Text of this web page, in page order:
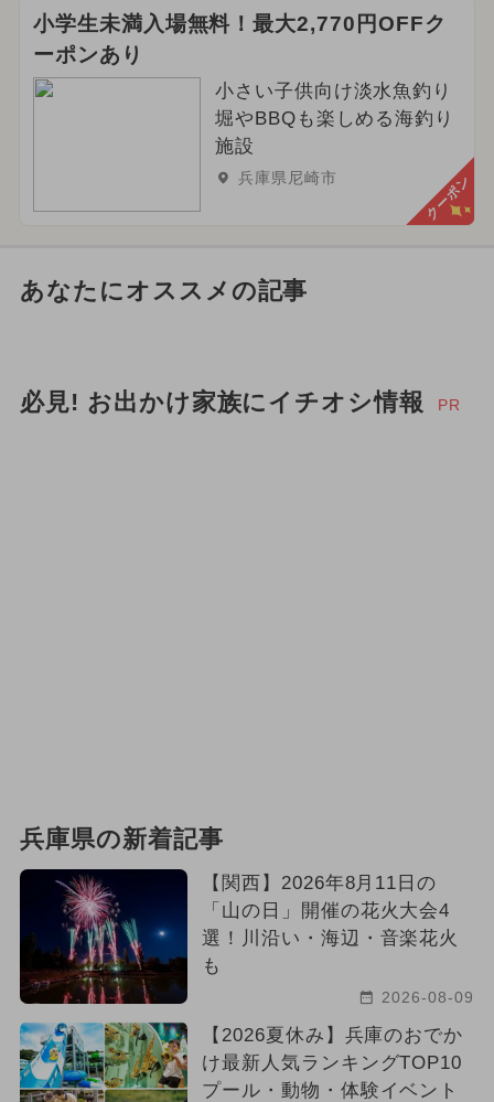
小学生未満入場無料！最大2,770円OFFク
ーポンあり
小さい子供向け淡水魚釣り
堀やBBQも楽しめる海釣り
施設
兵庫県尼崎市 クーポン
あなたにオススメの記事
必見! お出かけ家族にイチオシ情報 PR
兵庫県の新着記事
【関西】2026年8月11日の
「山の日」開催の花火大会4
選！川沿い・海辺・音楽花火
も
2026-08-09
【2026夏休み】兵庫のおでか
け最新人気ランキングTOP10
プール・動物・体験イベント